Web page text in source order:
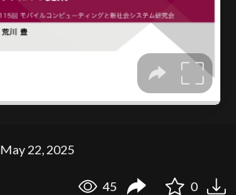
May 22, 2025
45 0